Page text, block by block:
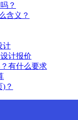
？
含义？
计
计报价
有什么要求
？